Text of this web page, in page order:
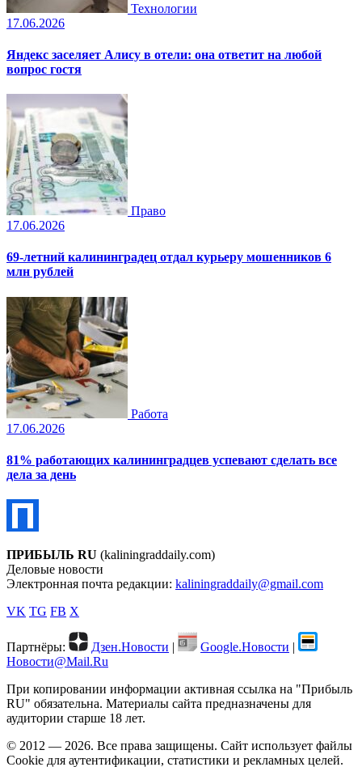
Технологии
17.06.2026
Яндекс заселяет Алису в отели: она ответит на любой
вопрос гостя
Право
17.06.2026
69-летний калининградец отдал курьеру мошенников 6
млн рублей
Работа
17.06.2026
81% работающих калининградцев успевают сделать все
дела за день
ПРИБЫЛЬ RU (kaliningraddaily.com)
Деловые новости
Электронная почта редакции: kaliningraddaily@gmail.com
VK TG FB X
Партнёры: Дзен.Новости | Google.Новости |
Новости@Mail.Ru
При копировании информации активная ссылка на "Прибыль
RU" обязательна. Материалы сайта предназначены для
аудитории старше 18 лет.
© 2012 — 2026. Все права защищены. Сайт использует файлы
Cookie для аутентификации, статистики и рекламных целей.